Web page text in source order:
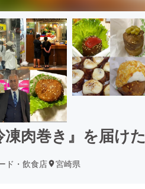
肉巻き』を届け
ド・飲食店 宮崎県